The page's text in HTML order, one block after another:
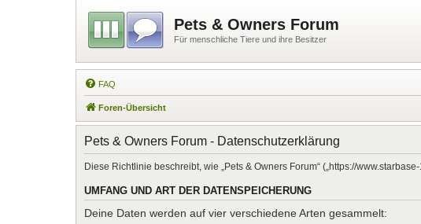
Pets & Owners Forum
Für menschliche Tiere und ihre Besitzer
FAQ
Foren-Übersicht
Pets & Owners Forum - Datenschutzerklärung
Diese Richtlinie beschreibt, wie „Pets & Owners Forum“ („https://
UMFANG UND ART DER DATENSPEICHERUNG
Deine Daten werden auf vier verschiedene Arten gesammelt: